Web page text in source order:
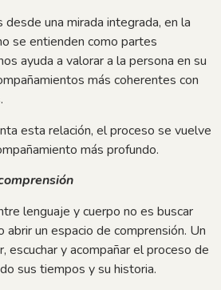
una mirada integrada, en la
se entienden como partes
ayuda a valorar a la persona en su
más coherentes con
esta relación, el proceso se vuelve
más profundo.
lenguaje y cuerpo no es buscar
abrir un espacio de comprensión. Un
escuchar y acompañar el proceso de
sus tiempos y su historia.